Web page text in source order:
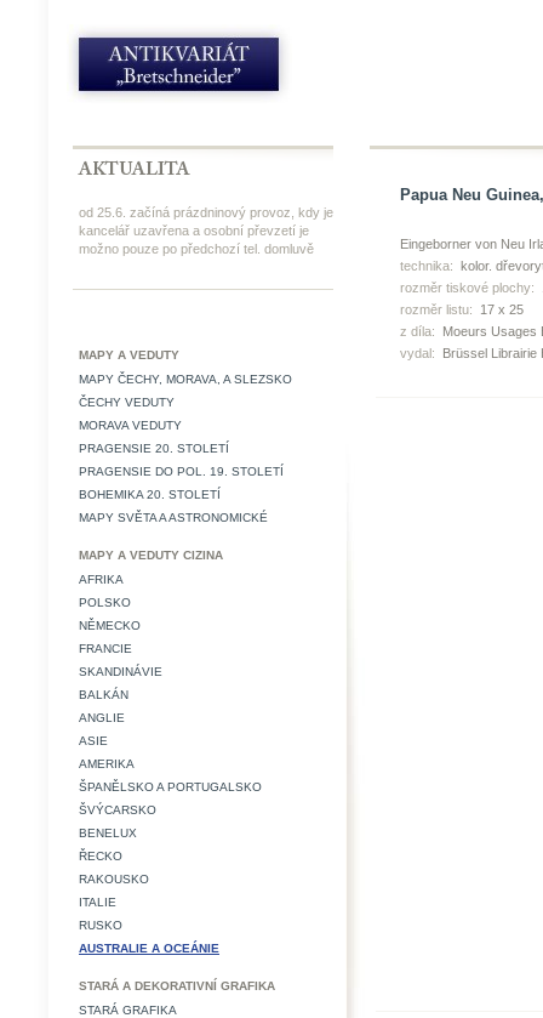
od 25.6. začíná prázdninový provoz, kdy je
kancelář uzavřena a osobní převzetí je
možno pouze po předchozí tel. domluvě
MAPY A VEDUTY
MAPY ČECHY, MORAVA, A SLEZSKO
ČECHY VEDUTY
MORAVA VEDUTY
PRAGENSIE 20. STOLETÍ
PRAGENSIE DO POL. 19. STOLETÍ
BOHEMIKA 20. STOLETÍ
MAPY SVĚTA A ASTRONOMICKÉ
MAPY A VEDUTY CIZINA
AFRIKA
POLSKO
NĚMECKO
FRANCIE
SKANDINÁVIE
BALKÁN
ANGLIE
ASIE
AMERIKA
ŠPANĚLSKO A PORTUGALSKO
ŠVÝCARSKO
BENELUX
ŘECKO
RAKOUSKO
ITALIE
RUSKO
AUSTRALIE A OCEÁNIE
STARÁ A DEKORATIVNÍ GRAFIKA
STARÁ GRAFIKA
Papua Neu
Eingeborner von Neu
technika: kolor.
rozměr tiskové plochy:
rozměr listu:
17 x 25
z díla:
Moeurs Usages
vydal:
Brüssel Librairie